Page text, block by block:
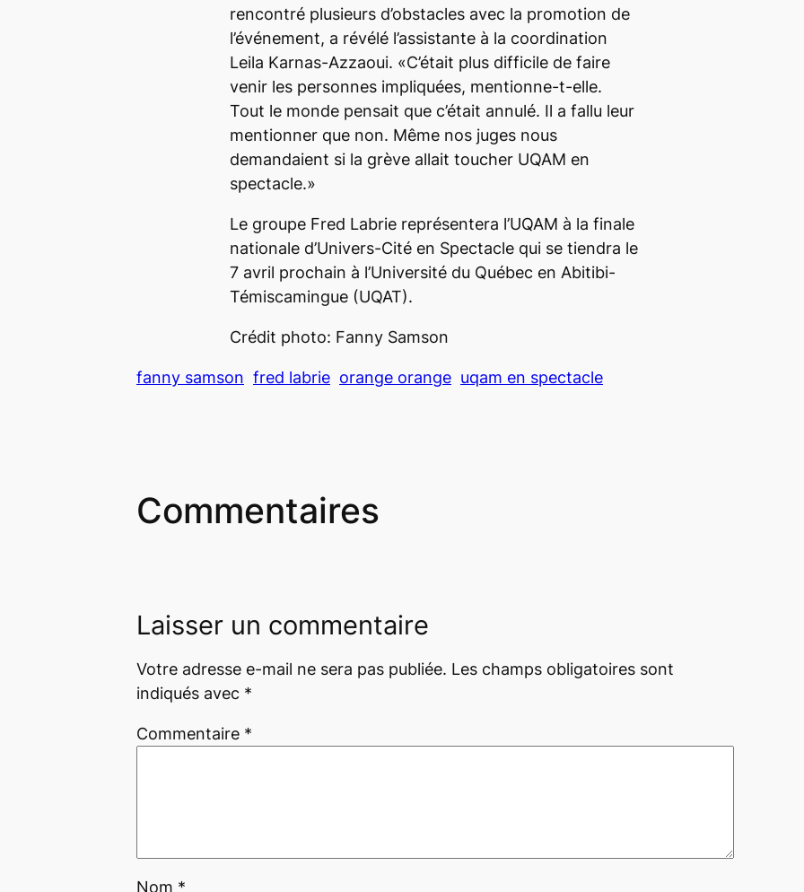
rencontré plusieurs d’obstacles avec la promotion de
l’événement, a révélé l’assistante à la coordination
Leila Karnas-Azzaoui. «C’était plus difficile de faire
venir les personnes impliquées, mentionne-t-elle.
Tout le monde pensait que c’était annulé. Il a fallu leur
mentionner que non. Même nos juges nous
demandaient si la grève allait toucher UQAM en
spectacle.»
Le groupe Fred Labrie représentera l’UQAM à la finale
nationale d’Univers-Cité en Spectacle qui se tiendra le
7 avril prochain à l’Université du Québec en Abitibi-
Témiscamingue (UQAT).
Crédit photo: Fanny Samson
fanny samson fred labrie orange orange uqam en spectacle
Commentaires
Laisser un commentaire
Votre adresse e-mail ne sera pas publiée. Les champs obligatoires sont
indiqués avec *
Commentaire *
Nom *